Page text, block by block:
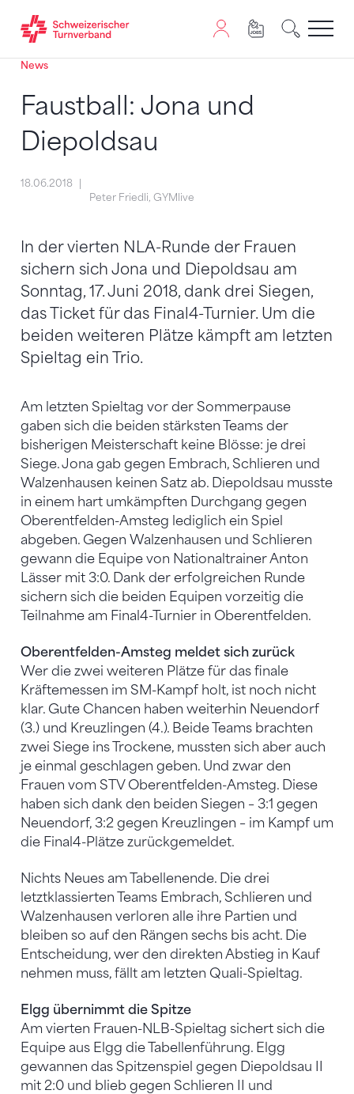
Zum Inhalt springen
Zur Sitemap navigieren
Zum Navigieren dieser Seite wird JavaScript benötigt.
News
Faustball: Jona und
Diepoldsau
18.06.2018
Peter Friedli, GYMlive
In der vierten NLA-Runde der Frauen
sichern sich Jona und Diepoldsau am
Sonntag, 17. Juni 2018, dank drei Siegen,
das Ticket für das Final4-Turnier. Um die
beiden weiteren Plätze kämpft am letzten
Spieltag ein Trio.
Am letzten Spieltag vor der Sommerpause
gaben sich die beiden stärksten Teams der
bisherigen Meisterschaft keine Blösse: je drei
Siege. Jona gab gegen Embrach, Schlieren und
Walzenhausen keinen Satz ab. Diepoldsau musste
in einem hart umkämpften Durchgang gegen
Oberentfelden-Amsteg lediglich ein Spiel
abgeben. Gegen Walzenhausen und Schlieren
gewann die Equipe von Nationaltrainer Anton
Lässer mit 3:0. Dank der erfolgreichen Runde
sichern sich die beiden Equipen vorzeitig die
Teilnahme am Final4-Turnier in Oberentfelden.
Oberentfelden-Amsteg meldet sich zurück
Wer die zwei weiteren Plätze für das finale
Kräftemessen im SM-Kampf holt, ist noch nicht
klar. Gute Chancen haben weiterhin Neuendorf
(3.) und Kreuzlingen (4.). Beide Teams brachten
zwei Siege ins Trockene, mussten sich aber auch
je einmal geschlagen geben. Und zwar den
Frauen vom STV Oberentfelden-Amsteg. Diese
haben sich dank den beiden Siegen – 3:1 gegen
Neuendorf, 3:2 gegen Kreuzlingen – im Kampf um
die Final4-Plätze zurückgemeldet.
Nichts Neues am Tabellenende. Die drei
letztklassierten Teams Embrach, Schlieren und
Walzenhausen verloren alle ihre Partien und
bleiben so auf den Rängen sechs bis acht. Die
Entscheidung, wer den direkten Abstieg in Kauf
nehmen muss, fällt am letzten Quali-Spieltag.
Elgg übernimmt die Spitze
Am vierten Frauen-NLB-Spieltag sichert sich die
Equipe aus Elgg die Tabellenführung. Elgg
gewannen das Spitzenspiel gegen Diepoldsau II
mit 2:0 und blieb gegen Schlieren II und